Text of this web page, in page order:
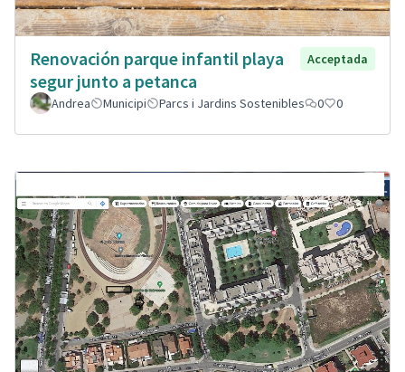
Renovación parque infantil playa
segur junto a petanca
Acceptada
Andrea Municipi Parcs i Jardins Sostenibles 0 0